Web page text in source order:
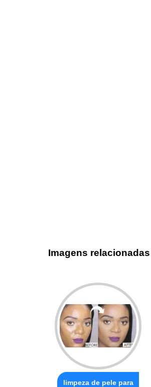
Imagens relacionadas
limpeza de pele para